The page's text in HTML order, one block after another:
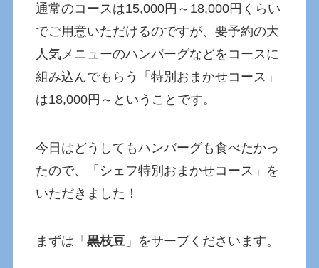
通常のコースは15,000円～18,000円くらい
でご用意いただけるのですが、要予約の大
人気メニューのハンバーグなどをコースに
組み込んでもらう「特別おまかせコース」
は18,000円～ということです。
今日はどうしてもハンバーグも食べたかっ
たので、「シェフ特別おまかせコース」を
いただきました！
まずは「黒枝豆 」をサーブくださいます。